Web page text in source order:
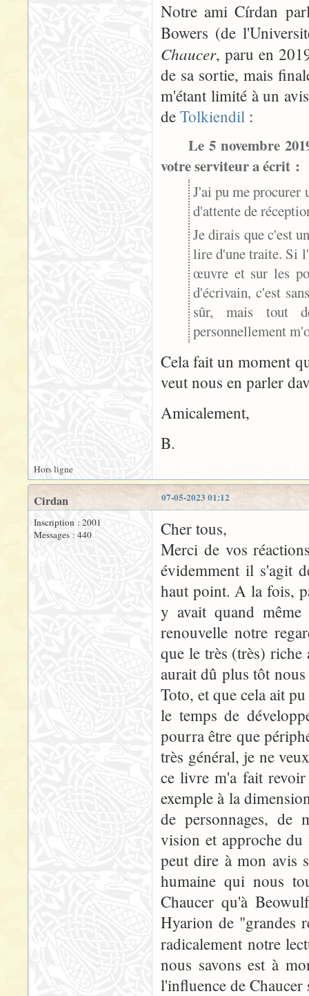
Notre ami Círdan
Bowers (de
Chaucer, paru en
de sa sortie, mais
m'étant limité à un
de Tolkiendil :
Le 5 novembre
votre serviteur a écrit :
J'ai pu me procurer
d'attente de
Je dirais que c'est
lire d'une traite. Si
œuvre et sur les
d'écrivain, c'est
sûr, mais tout
personnellement
Cela fait un moment
veut nous en parler
Amicalement,
B.
Hors ligne
07-05-2023 01:12
Cirdan
Inscription : 2001
Messages : 440
Cher tous,
Merci de vos
évidemment il s'agit
haut point. A la fois,
y avait quand même
renouvelle notre
que le très (très) riche
aurait dû plus tôt
Toto, et que cela ait
le temps de
pourra être que
très général, je ne
ce livre m'a fait revoir
exemple à la
de personnages, de
vision et approche
peut dire à mon avis
humaine qui nous
Chaucer qu'à
Hyarion de "grandes
radicalement notre
nous savons est à
l'influence de